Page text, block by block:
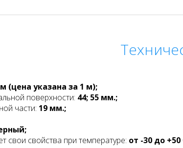
(цена указана за 1 м);
поверхности: 44; 55 мм.;
части: 19 мм.;
свои свойства при температуре: от -30 до +50